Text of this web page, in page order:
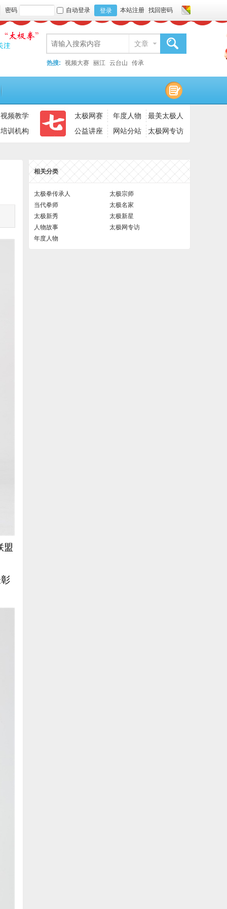
密码 自动登录 登录 本站注册 找回密码
文章
热搜: 视频大赛 丽江 云台山 传承
视频教学
培训机构
太极网赛 年度人物
最美太极人
公益讲座
网站分站 太极网专访
盟
相关分类
太极拳传承人
太极宗师
当代拳师
太极名家
太极新秀
太极新星
人物故事
太极网专访
年度人物